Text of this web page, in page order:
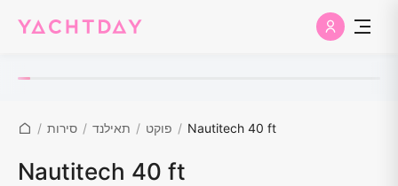
/ סירות / תאילנד / פוקט / Nautitech 40 ft
Nautitech 40 ft